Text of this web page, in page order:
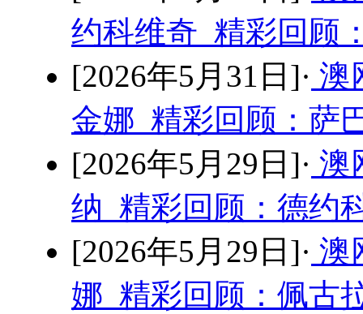
约科维奇 精彩回顾
[2026年5月31日]· 澳
金娜 精彩回顾：萨
[2026年5月29日]· 澳
纳 精彩回顾：德约
[2026年5月29日]· 澳
娜 精彩回顾：佩古